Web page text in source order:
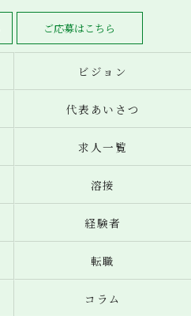
ご応募はこちら
ビジョン
代表あいさつ
求人一覧
溶接
経験者
転職
コラム